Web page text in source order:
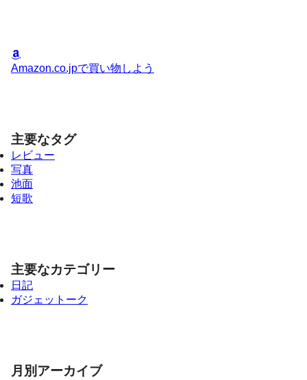
Amazon.co.jpで買い物しよう
主要なタグ
レビュー
写真
池面
短歌
主要なカテゴリー
日記
ガジェットーク
月別アーカイブ